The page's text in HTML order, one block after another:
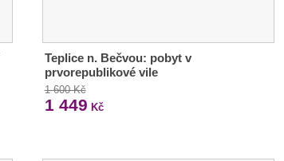
Teplice n. Bečvou: pobyt v
prvorepublikové vile
1 600 Kč
1 449 Kč